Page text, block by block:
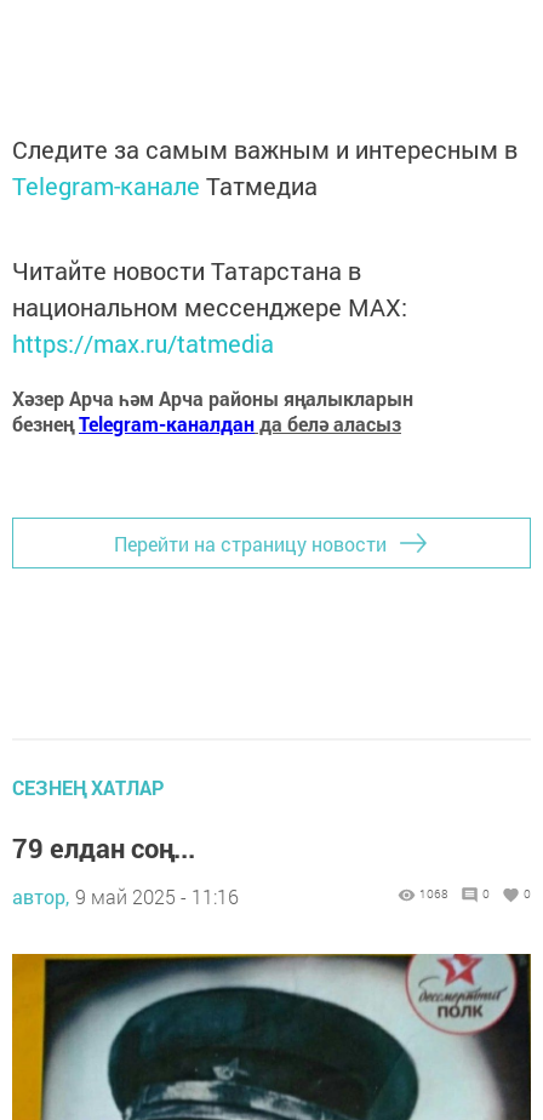
Следите за самым важным и интересным в
Telegram-канале Татмедиа
Читайте новости Татарстана в
национальном мессенджере MАХ:
https://max.ru/tatmedia
Хәзер Арча һәм Арча районы яңалыкларын
безнеңTelegram-каналданда белә аласыз
Перейти на страницу новости
СЕЗНЕҢ ХАТЛАР
79 елдан соң...
автор, 9 май 2025 - 11:16 1068 0 0